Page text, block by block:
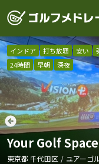
インドア 打ち放題 安い
24時間
早朝 深夜
Your Golf Space
東京都 千代田区 / ユアーゴ